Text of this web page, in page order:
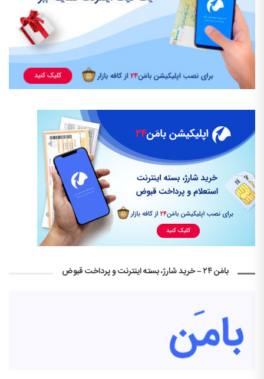
بامَن ۲۴ – خرید شارژ، بسته اینترنت و پرداخت قبوض